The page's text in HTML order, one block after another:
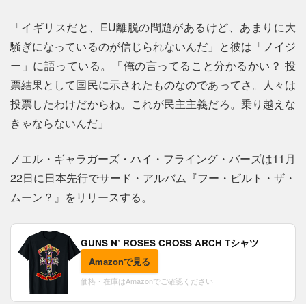
「イギリスだと、EU離脱の問題があるけど、あまりに大
騒ぎになっているのが信じられないんだ」と彼は「ノイジ
ー」に語っている。「俺の言ってること分かるかい？ 投
票結果として国民に示されたものなのであってさ。人々は
投票したわけだからね。これが民主主義だろ。乗り越えな
きゃならないんだ」
ノエル・ギャラガーズ・ハイ・フライング・バーズは11月
22日に日本先行でサード・アルバム『フー・ビルト・ザ・
ムーン？』をリリースする。
GUNS N’ ROSES CROSS ARCH Tシャツ
Amazonで見る
価格・在庫はAmazonでご確認ください